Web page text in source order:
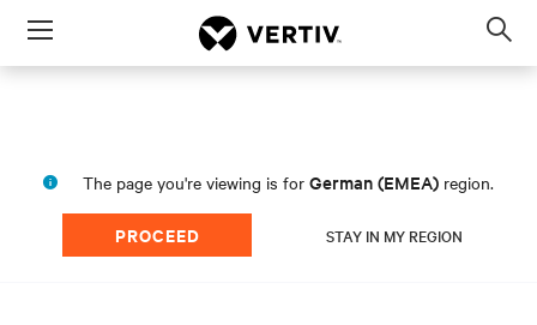
Menu
The page you're viewing is for German (EMEA) region.
PROCEED STAY IN MY REGION